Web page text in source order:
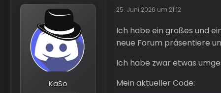
KaSo
25. Juni 2026 um 21:12
Ich habe ein großes und
neue Forum präsentiere
Ich habe zwar etwas
Mein aktueller Code: